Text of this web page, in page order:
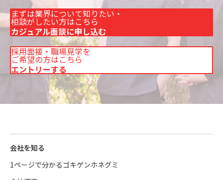
まずは業界について知りたい・
相談がしたい方はこちら
カジュアル面談に申し込む
採用面接・職場見学を
ご希望の方はこちら
エントリーする
会社を知る
1ページで分かるゴキゲンホネグミ